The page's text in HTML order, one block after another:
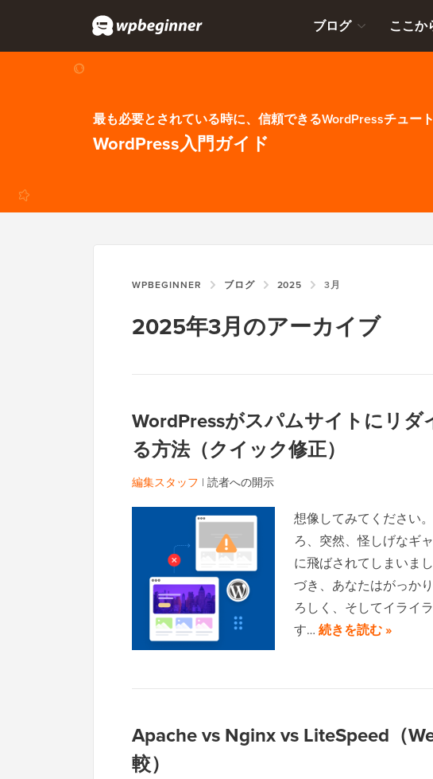
ブログ ここか
最も必要とされている時に、信頼できるWordPressチュート
WordPress入門ガイド
WPBEGINNER ブログ 2025 3月
2025年3月のアーカイブ
WordPressがスパムサイトにリ
る方法（クイック修正）
編集スタッフ | 読者への開示
想像してみてください
ろ、突然、怪しげなギ
に飛ばされてしまいま
づき、あなたはがっか
ろしく、そしてイライ
す… 続きを読む »
Apache vs Nginx vs LiteSpeed（
較）